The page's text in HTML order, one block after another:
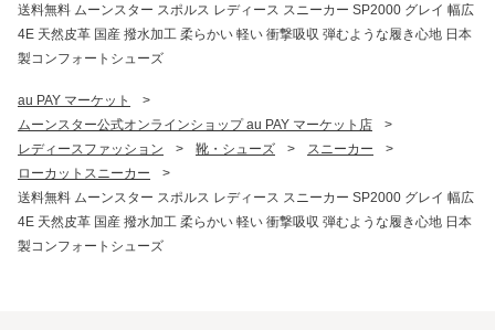
送料無料 ムーンスター スポルス レディース スニーカー SP2000 グレイ 幅広
4E 天然皮革 国産 撥水加工 柔らかい 軽い 衝撃吸収 弾むような履き心地 日本
製コンフォートシューズ
au PAY マーケット
>
ムーンスター公式オンラインショップ au PAY マーケット店
>
レディースファッション
> 靴・シューズ > スニーカー
>
ローカットスニーカー
>
送料無料 ムーンスター スポルス レディース スニーカー SP2000 グレイ 幅広
4E 天然皮革 国産 撥水加工 柔らかい 軽い 衝撃吸収 弾むような履き心地 日本
製コンフォートシューズ